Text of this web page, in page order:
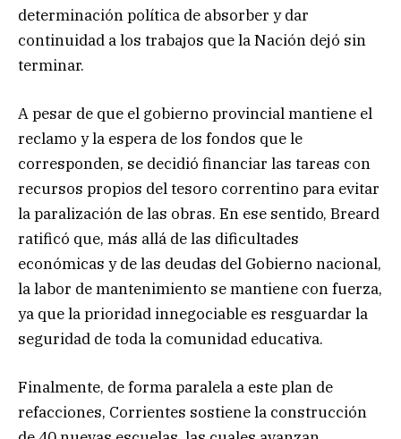
determinación política de absorber y dar
continuidad a los trabajos que la Nación dejó sin
terminar.
A pesar de que el gobierno provincial mantiene el
reclamo y la espera de los fondos que le
corresponden, se decidió financiar las tareas con
recursos propios del tesoro correntino para evitar
la paralización de las obras. En ese sentido, Breard
ratificó que, más allá de las dificultades
económicas y de las deudas del Gobierno nacional,
la labor de mantenimiento se mantiene con fuerza,
ya que la prioridad innegociable es resguardar la
seguridad de toda la comunidad educativa.
Finalmente, de forma paralela a este plan de
refacciones, Corrientes sostiene la construcción